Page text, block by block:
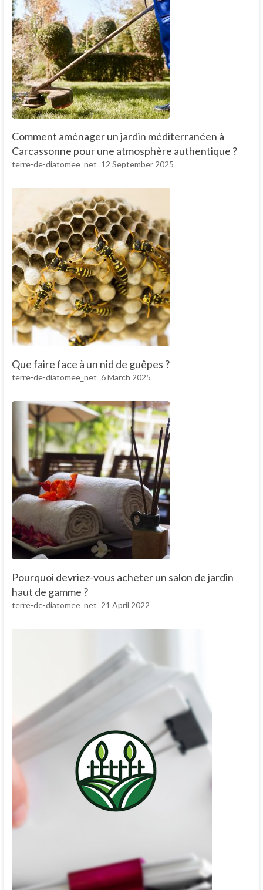
Comment aménager un jardin méditerranéen à
Carcassonne pour une atmosphère authentique ?
terre-de-diatomee_net 12 September 2025
Que faire face à un nid de guêpes ?
terre-de-diatomee_net 6 March 2025
Pourquoi devriez-vous acheter un salon de jardin
haut de gamme ?
terre-de-diatomee_net 21 April 2022